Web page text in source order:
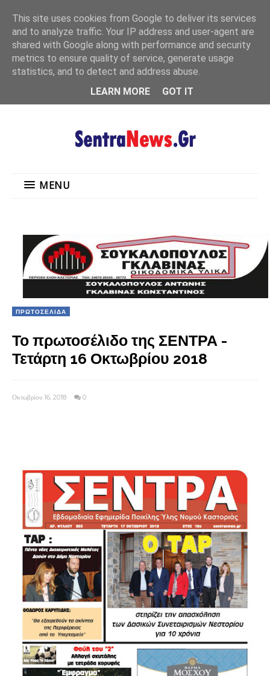
MENU
MENU
ΠΡΩΤΟΣΕΛΙΔΑ
Το πρωτοσέλιδο της ΣΕΝΤΡΑ -
Τετάρτη 16 Οκτωβρίου 2018
Οκτωβρίου 16, 2018 0
This site uses cookies from Google to deliver its services
and to analyze traffic. Your IP address and user-agent are
shared with Google along with performance and security
metrics to ensure quality of service, generate usage
statistics, and to detect and address abuse.
LEARN MORE
GOT IT